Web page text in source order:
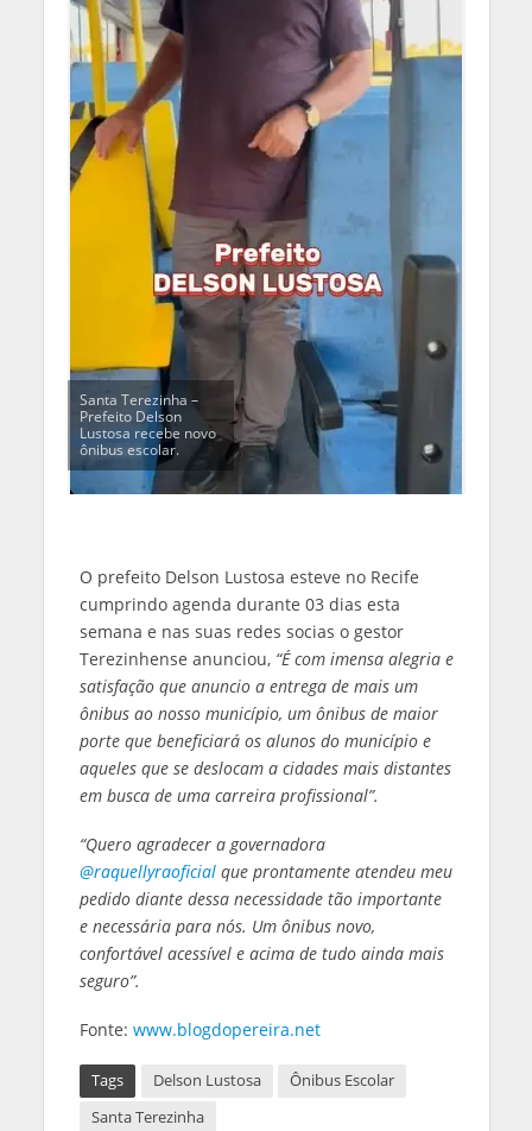
Santa Terezinha –
Prefeito Delson
Lustosa recebe novo
ônibus escolar.
O prefeito Delson Lustosa esteve no Recife
cumprindo agenda durante 03 dias esta
semana e nas suas redes socias o gestor
Terezinhense anunciou, “É com imensa alegria e
satisfação que anuncio a entrega de mais um
ônibus ao nosso município, um ônibus de maior
porte que beneficiará os alunos do município e
aqueles que se deslocam a cidades mais distantes
em busca de uma carreira profissional”.
“Quero agradecer a governadora
@raquellyraoficialque prontamente atendeu meu
pedido diante dessa necessidade tão importante
e necessária para nós. Um ônibus novo,
confortável acessível e acima de tudo ainda mais
seguro”.
Fonte: www.blogdopereira.net
Tags Delson Lustosa
Ônibus Escolar
Santa Terezinha